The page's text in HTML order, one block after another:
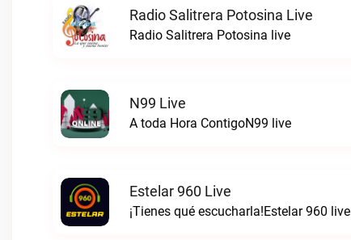
Radio Salitrera Potosina Live
Radio Salitrera Potosina live
N99 Live
A toda Hora ContigoN99 live
Estelar 960 Live
¡Tienes qué escucharla!Estelar 960 live